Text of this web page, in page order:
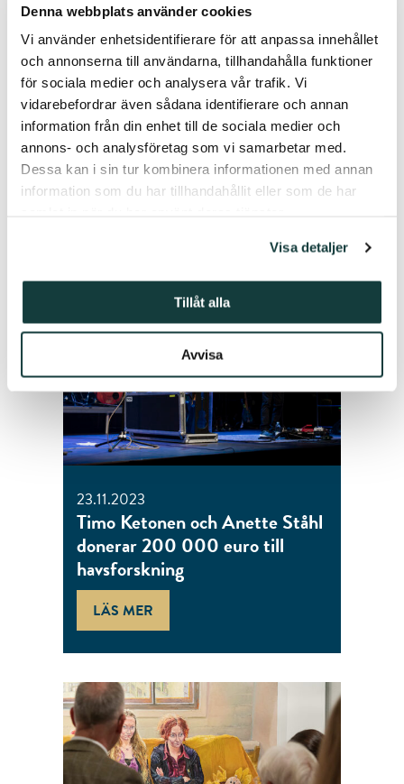
Denna webbplats använder cookies
Vi använder enhetsidentifierare för att anpassa innehållet
och annonserna till användarna, tillhandahålla funktioner
för sociala medier och analysera vår trafik. Vi
vidarebefordrar även sådana identifierare och annan
information från din enhet till de sociala medier och
annons- och analysföretag som vi samarbetar med.
Dessa kan i sin tur kombinera informationen med annan
information som du har tillhandahållit eller som de har
Visa detaljer
Tillåt alla
Avvisa
13.12.2023
Juldonation till Barnklinikernas
faddrar rf
LÄS MER
23.11.2023
Timo Ketonen och Anette Ståhl
donerar 200 000 euro till
havsforskning
LÄS MER